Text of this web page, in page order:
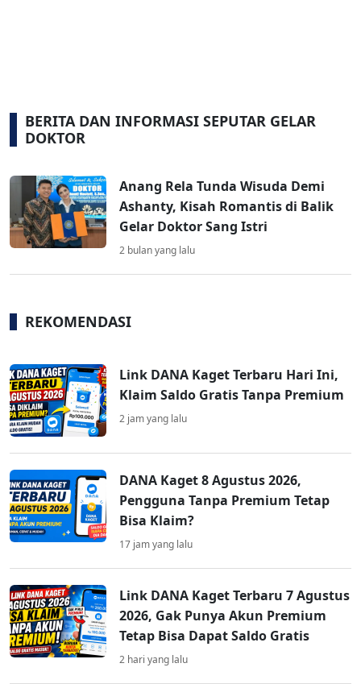
BERITA DAN INFORMASI SEPUTAR GELAR
DOKTOR
Anang Rela Tunda Wisuda Demi
Ashanty, Kisah Romantis di Balik
Gelar Doktor Sang Istri
2 bulan yang lalu
REKOMENDASI
Link DANA Kaget Terbaru Hari Ini,
Klaim Saldo Gratis Tanpa Premium
2 jam yang lalu
DANA Kaget 8 Agustus 2026,
Pengguna Tanpa Premium Tetap
Bisa Klaim?
17 jam yang lalu
Link DANA Kaget Terbaru 7 Agustus
2026, Gak Punya Akun Premium
Tetap Bisa Dapat Saldo Gratis
2 hari yang lalu